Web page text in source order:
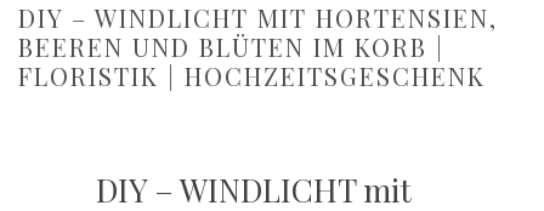
DIY – WINDLICHT MIT HORTENSIEN,
BEEREN UND BLÜTEN IM KORB |
FLORISTIK | HOCHZEITSGESCHENK
DIY – WINDLICHT mit